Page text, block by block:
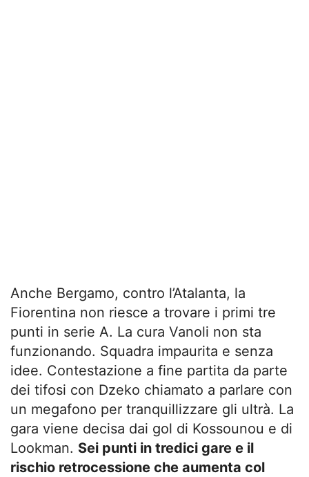
Anche Bergamo, contro l’Atalanta, la
Fiorentina non riesce a trovare i primi tre
punti in serie A. La cura Vanoli non sta
funzionando. Squadra impaurita e senza
idee. Contestazione a fine partita da parte
dei tifosi con Dzeko chiamato a parlare con
un megafono per tranquillizzare gli ultrà. La
gara viene decisa dai gol di Kossounou e di
Lookman. Sei punti in tredici gare e il
rischio retrocessione che aumenta col